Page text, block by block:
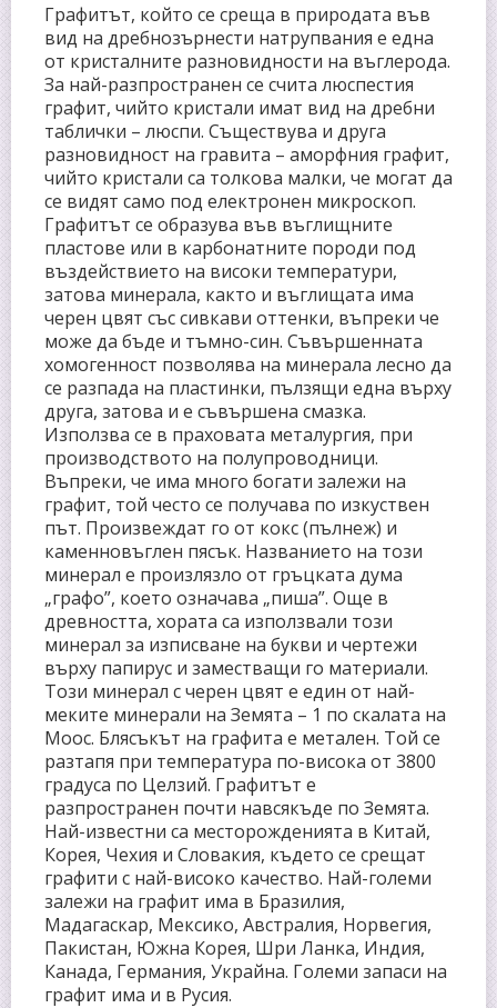
Графитът, който се среща в природата във
вид на дребнозърнести натрупвания е една
от кристалните разновидности на въглерода.
За най-разпространен се счита люспестия
графит, чийто кристали имат вид на дребни
таблички – люспи. Съществува и друга
разновидност на гравита – аморфния графит,
чийто кристали са толкова малки, че могат да
се видят само под електронен микроскоп.
Графитът се образува във въглищните
пластове или в карбонатните породи под
въздействието на високи температури,
затова минерала, както и въглищата има
черен цвят със сивкави оттенки, въпреки че
може да бъде и тъмно-син. Съвършенната
хомогенност позволява на минерала лесно да
се разпада на пластинки, пълзящи една върху
друга, затова и е съвършена смазка.
Използва се в праховата металургия, при
производството на полупроводници.
Въпреки, че има много богати залежи на
графит, той често се получава по изкуствен
път. Произвеждат го от кокс (пълнеж) и
каменновъглен пясък. Названието на този
минерал е произлязло от гръцката дума
„графо”, което означава „пиша”. Още в
древността, хората са използвали този
минерал за изписване на букви и чертежи
върху папирус и заместващи го материали.
Този минерал с черен цвят е един от най-
меките минерали на Земята – 1 по скалата на
Моос. Блясъкът на графита е метален. Той се
разтапя при температура по-висока от 3800
градуса по Целзий. Графитът е
разпространен почти навсякъде по Земята.
Най-известни са месторожденията в Китай,
Корея, Чехия и Словакия, където се срещат
графити с най-високо качество. Най-големи
залежи на графит има в Бразилия,
Мадагаскар, Мексико, Австралия, Норвегия,
Пакистан, Южна Корея, Шри Ланка, Индия,
Канада, Германия, Украйна. Големи запаси на
графит има и в Русия.